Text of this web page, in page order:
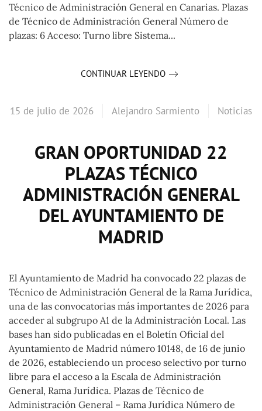
Técnico de Administración General en Canarias. Plazas
de Técnico de Administración General Número de
plazas: 6 Acceso: Turno libre Sistema...
CONTINUAR LEYENDO
15 de julio de 2026 Alejandro Sarmiento Noticias
GRAN OPORTUNIDAD 22
PLAZAS TÉCNICO
ADMINISTRACIÓN GENERAL
DEL AYUNTAMIENTO DE
MADRID
El Ayuntamiento de Madrid ha convocado 22 plazas de
Técnico de Administración General de la Rama Jurídica,
una de las convocatorias más importantes de 2026 para
acceder al subgrupo A1 de la Administración Local. Las
bases han sido publicadas en el Boletín Oficial del
Ayuntamiento de Madrid número 10148, de 16 de junio
de 2026, estableciendo un proceso selectivo por turno
libre para el acceso a la Escala de Administración
General, Rama Jurídica. Plazas de Técnico de
Administración General – Rama Jurídica Número de